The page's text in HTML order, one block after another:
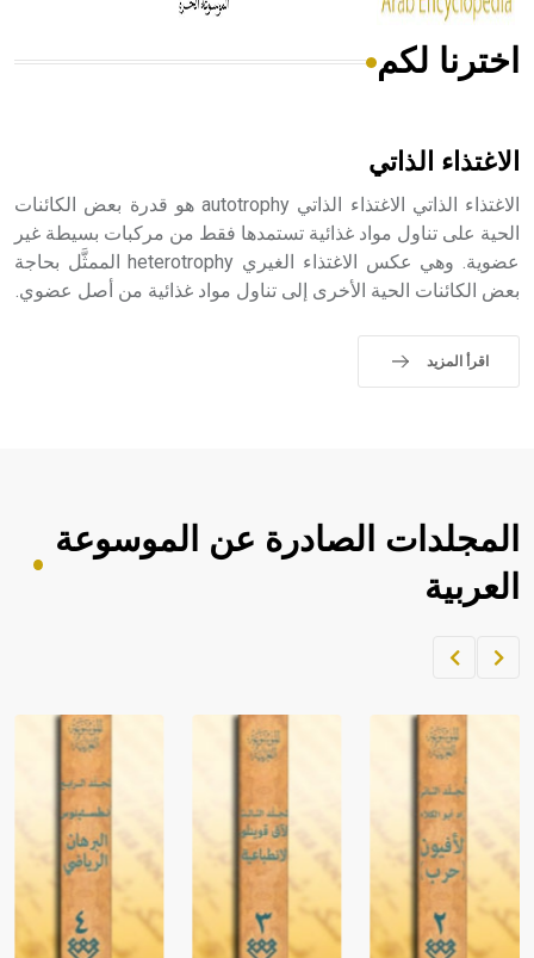
هل تعلم أن الأبسيد كلمة فرنسية اللفظ تم اعتمادها مصطلحاً
- هل تعلم أن أبجر Abgar اسم معروف جيداً يعود إلى عدد من
الملوك الذين حكموا مدينة إديسا (الرها) من أبجر الأول وحتى
اخترنا لكم
الاغتذاء الذاتي
الاغتذاء الذاتي الاغتذاء الذاتي autotrophy هو قدرة بعض الكائنات
الحية على تناول مواد غذائية تستمدها فقط من مركبات بسيطة غير
عضوية. وهي عكس الاغتذاء الغيري heterotrophy الممثَّل بحاجة
بعض الكائنات الحية الأخرى إلى تناول مواد غذائية من أصل عضوي.
اقرأ المزيد
المجلدات الصادرة عن الموسوعة
العربية